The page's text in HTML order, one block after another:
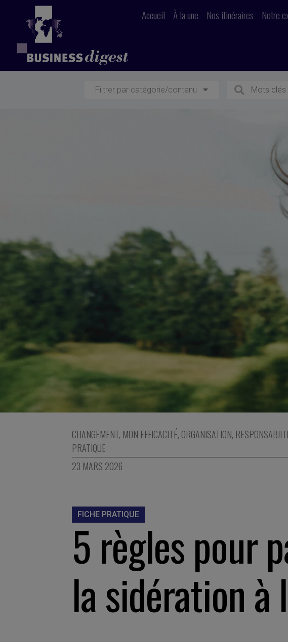
Accueil À la une Nos itinéraires Notre
Filtrer par catégorie/contenu
CHANGEMENT, MON EFFICACITÉ, ORGANISATION,
PRATIQUE
23 MARS 2026
FICHE PRATIQUE
5 règles pour
la sidération à